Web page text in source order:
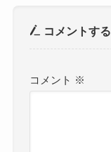
コメントする
コメント ※